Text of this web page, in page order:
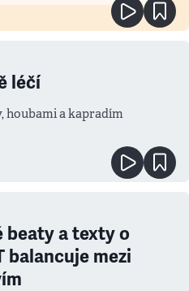
léčí
houbami a kapradím
beaty a texty o
balancuje mezi